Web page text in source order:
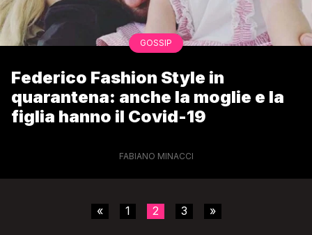
GOSSIP
Federico Fashion Style in
quarantena: anche la moglie e la
figlia hanno il Covid-19
FABIANO MINACCI
« 1 2 3 »